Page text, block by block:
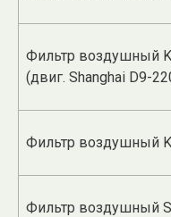
Фильтр воздушный
(двиг. Shanghai D9-
Фильтр воздушный
Фильтр воздушный